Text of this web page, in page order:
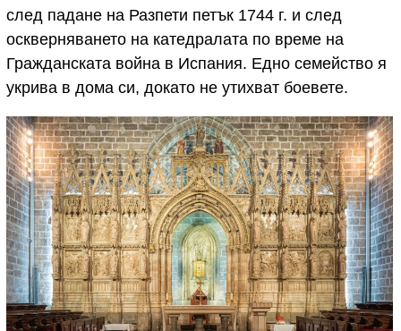
след падане на Разпети петък 1744 г. и след
оскверняването на катедралата по време на
Гражданската война в Испания. Едно семейство я
укрива в дома си, докато не утихват боевете.